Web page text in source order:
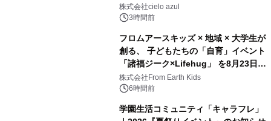
株式会社cielo azul
3時間前
フロムアースキッズ × 地域 × 大学生が
創る、 子どもたちの「自育」イベント
「諸福ジーク×Lifehug」 を8月23日
(日)開催
株式会社From Earth Kids
6時間前
学園生活コミュニティ「キャラフレ」